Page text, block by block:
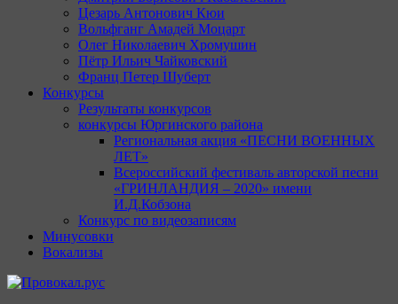
Цезарь Антонович Кюи
Вольфганг Амадей Моцарт
Олег Николаевич Хромушин
Пётр Ильич Чайковский
Франц Петер Шуберт
Конкурсы
Результаты конкурсов
конкурсы Юргинского района
Региональная акция «ПЕСНИ ВОЕННЫХ
ЛЕТ»
Всероссийский фестиваль авторской песни
«ГРИНЛАНДИЯ – 2020» имени
И.Д.Кобзона
Конкурс по видеозаписям
Минусовки
Вокализы